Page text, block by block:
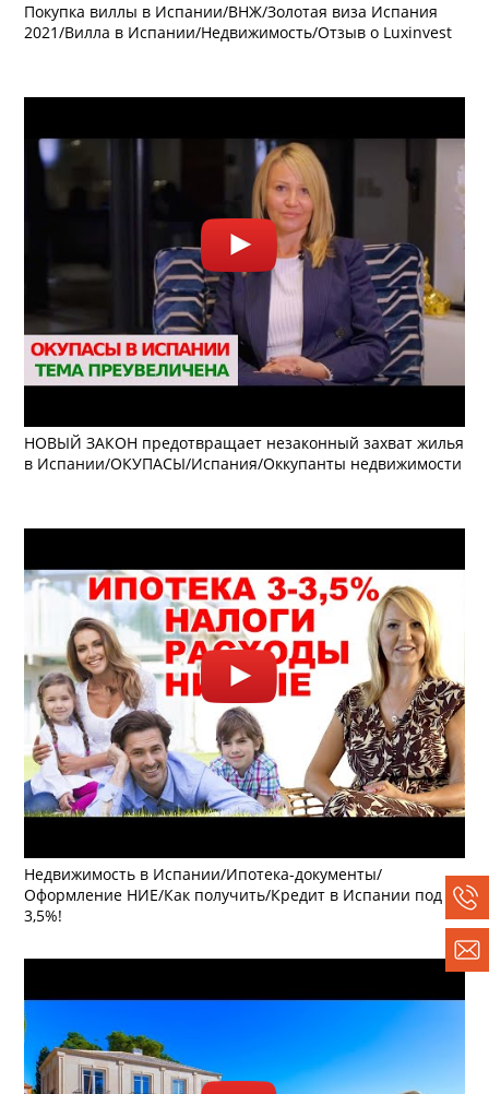
Покупка виллы в Испании/ВНЖ/Золотая виза Испания
2021/Вилла в Испании/Недвижимость/Отзыв о Luxinvest
НОВЫЙ ЗАКОН предотвращает незаконный захват жилья
в Испании/ОКУПАСЫ/Испания/Оккупанты недвижимости
Недвижимость в Испании/Ипотека-документы/
Оформление НИЕ/Как получить/Кредит в Испании под 3-
3,5%!